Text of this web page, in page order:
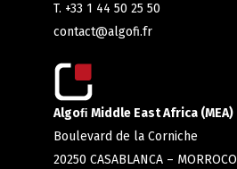
T. +33 1 44 50 25 50
contact@algofi.fr
Algoﬁ Middle East Africa (MEA)
Boulevard de la Corniche
20250 CASABLANCA – MORROCO